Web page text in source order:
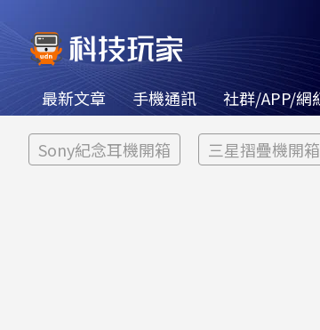
最新文章 手機通訊 社群/APP/網
Sony紀念耳機開箱 三星摺疊機開箱